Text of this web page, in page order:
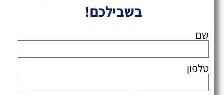
בשבילכם!
שם
טלפון